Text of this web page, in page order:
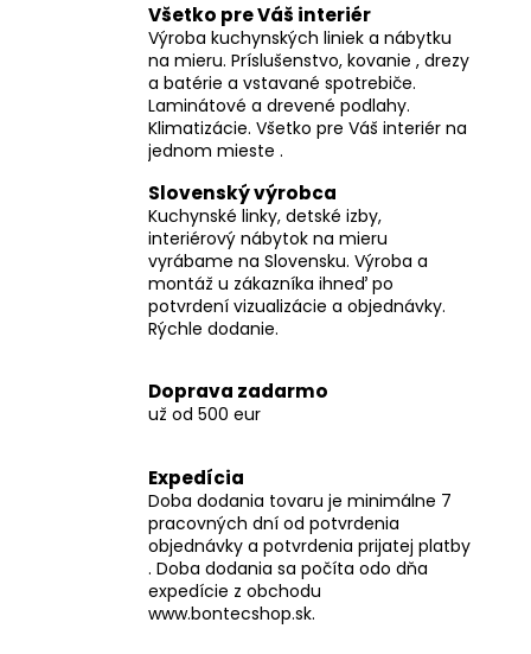
Všetko pre Váš interiér
Výroba kuchynských liniek a nábytku
na mieru. Príslušenstvo, kovanie , drezy
a batérie a vstavané spotrebiče.
Laminátové a drevené podlahy.
Klimatizácie. Všetko pre Váš interiér na
jednom mieste .
Slovenský výrobca
Kuchynské linky, detské izby,
interiérový nábytok na mieru
vyrábame na Slovensku. Výroba a
montáž u zákazníka ihneď po
potvrdení vizualizácie a objednávky.
Rýchle dodanie.
Doprava zadarmo
už od 500 eur
Expedícia
Doba dodania tovaru je minimálne 7
pracovných dní od potvrdenia
objednávky a potvrdenia prijatej platby
. Doba dodania sa počíta odo dňa
expedície z obchodu
www.bontecshop.sk.